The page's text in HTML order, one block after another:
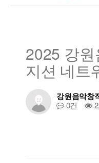
2025 강
지션 네트
강원음악창
0건